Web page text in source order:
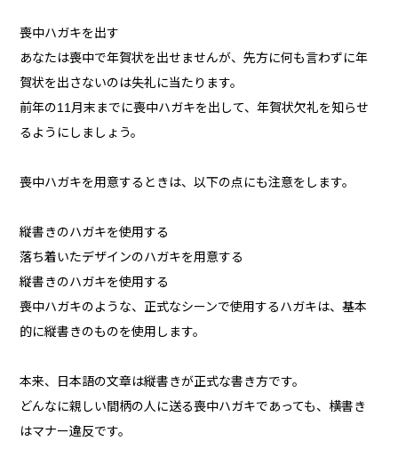
喪中ハガキを出す
あなたは喪中で年賀状を出せませんが、先方に何も言わずに年
賀状を出さないのは失礼に当たります。
前年の11月末までに喪中ハガキを出して、年賀状欠礼を知らせ
るようにしましょう。
喪中ハガキを用意するときは、以下の点にも注意をします。
縦書きのハガキを使用する
落ち着いたデザインのハガキを用意する
縦書きのハガキを使用する
喪中ハガキのような、正式なシーンで使用するハガキは、基本
的に縦書きのものを使用します。
本来、日本語の文章は縦書きが正式な書き方です。
どんなに親しい間柄の人に送る喪中ハガキであっても、横書き
はマナー違反です。